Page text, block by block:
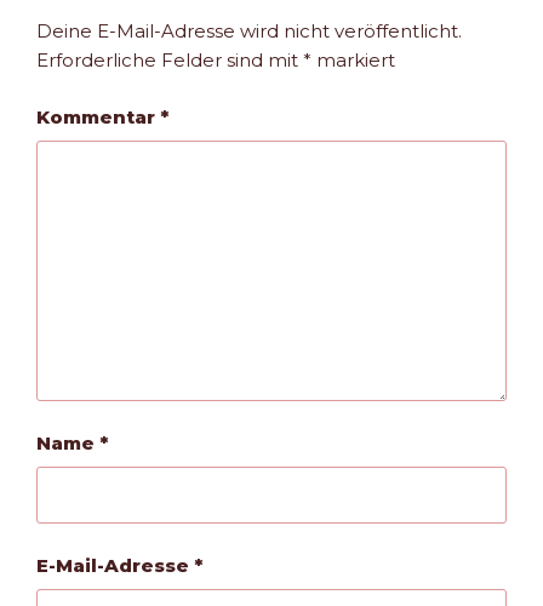
Deine E-Mail-Adresse wird nicht veröffentlicht.
Erforderliche Felder sind mit * markiert
Kommentar *
Name *
E-Mail-Adresse *